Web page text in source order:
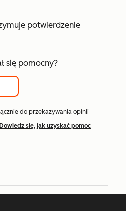
potwierdzenie
się pomocny?
do przekazywania opinii
Dowiedz się, jak uzyskać pomoc